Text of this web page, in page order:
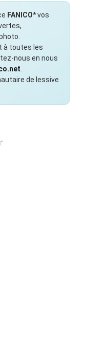
FANICO*vos
à toutes les
nous en nous
de lessive